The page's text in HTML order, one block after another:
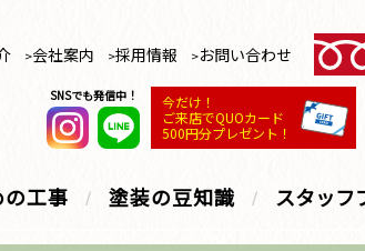
会社案内 採用情報 お問い合わせ
SNSでも発信中！
今だけ！
ご来店でQUOカード
500円分プレゼント！
工事 塗装の豆知識 スタッフ